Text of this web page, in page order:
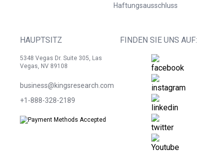
Haftungsausschluss
HAUPTSITZ
5348 Vegas Dr. Suite 305, Las
Vegas, NV 89108
business@kingsresearch.com
+1-888-328-2189
FINDEN SIE UNS AUF: